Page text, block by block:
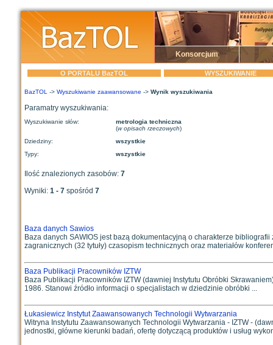
Konsorcjum
O PORTALU BazTOL WYSZUKIWANIE
BazTOL -> Wyszukiwanie zaawansowane -> Wynik wyszukiwania
Paramatry wyszukiwania:
Wyszukiwanie słów:
metrologia techniczna
(w opisach rzeczowych)
Dziedziny:
wszystkie
Typy:
wszystkie
Ilość znalezionych zasobów: 7
Wyniki: 1 - 7 spośród 7
Baza danych Sawios
Baza danych SAWIOS jest bazą dokumentacyjną o charakterze
zagranicznych (32 tytuły) czasopism technicznych oraz materiałów
Baza Publikacji Pracowników IZTW
Baza Publikacji Pracowników IZTW (dawniej Instytutu Obróbki
1986. Stanowi źródło informacji o specjalistach w dziedzinie obróbki ...
Łukasiewicz Instytut Zaawansowanych Technologii Wytwarzania
Witryna Instytutu Zaawansowanych Technologii Wytwarzania - IZTW -
jednostki, główne kierunki badań, ofertę dotyczącą produktów i usług